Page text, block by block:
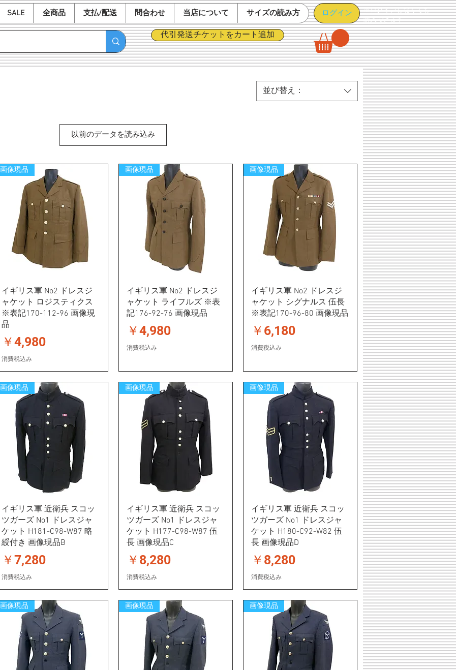
SALE 全商品 支払/配送 問合わせ 当店について サイズの読み方
代引発送チケットをカート追加
ログイン
※ログインしなくても
購入できます
並び替え：
以前のデータを読み込み
画像現品
イギリス軍 No2 ドレスジ
ャケット ロジスティクス
※表記170-112-96 画像現
品
価格
￥4,980
消費税込み
画像現品
イギリス軍 No2 ドレスジ
ャケット ライフルズ ※表
記176-92-76 画像現品
価格
￥4,980
消費税込み
画像現品
イギリス軍 No2 ドレスジ
ャケット シグナルス 伍長
※表記170-96-80 画像現品
価格
￥6,180
消費税込み
画像現品
イギリス軍 近衛兵 スコッ
ツガーズ No1 ドレスジャ
ケット H181-C98-W87 略
綬付き 画像現品B
価格
￥7,280
消費税込み
画像現品
イギリス軍 近衛兵 スコッ
ツガーズ No1 ドレスジャ
ケット H177-C98-W87 伍
長 画像現品C
価格
￥8,280
消費税込み
画像現品
イギリス軍 近衛兵 スコッ
ツガーズ No1 ドレスジャ
ケット H180-C92-W82 伍
長 画像現品D
価格
￥8,280
消費税込み
画像現品 画像現品 画像現品